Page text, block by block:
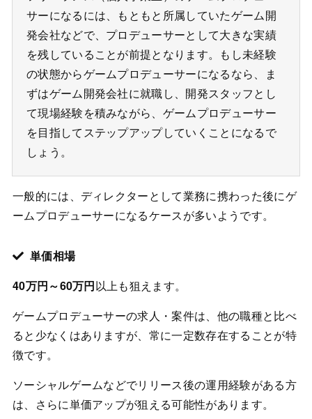
サーになるには、もともと所属していたゲーム開
発会社などで、プロデューサーとして大きな実績
を残していることが前提となります。もし未経験
の状態からゲームプロデューサーになるなら、ま
ずはゲーム開発会社に就職し、開発スタッフとし
て現場経験を積みながら、ゲームプロデューサー
を目指してステップアップしていくことになるで
しょう。
一般的には、ディレクターとして業務に携わった後にゲ
ームプロデューサーになるケースが多いようです。
単価相場
40万円～60万円以上も狙えます。
ゲームプロデューサーの求人・案件は、他の職種と比べ
ると少なくはありますが、常に一定数存在することが特
徴です。
ソーシャルゲームなどでリリース後の運用経験がある方
は、さらに単価アップが狙える可能性があります。